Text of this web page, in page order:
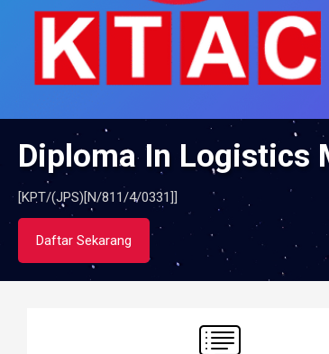
Diploma In Logistics
[KPT/(JPS)[N/811/4/0331]]
Daftar Sekarang